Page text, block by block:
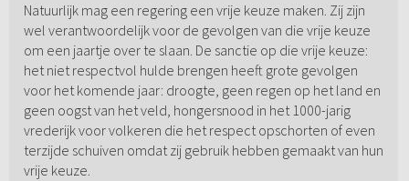
Natuurlijk mag een regering een vrije keuze maken. Zij zijn
wel verantwoordelijk voor de gevolgen van die vrije keuze
om een jaartje over te slaan. De sanctie op die vrije keuze:
het niet respectvol hulde brengen heeft grote gevolgen
voor het komende jaar: droogte, geen regen op het land en
geen oogst van het veld, hongersnood in het 1000-jarig
vrederijk voor volkeren die het respect opschorten of even
terzijde schuiven omdat zij gebruik hebben gemaakt van hun
vrije keuze.